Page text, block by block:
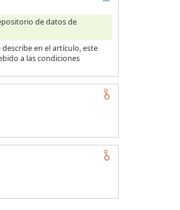
de datos de
en el artículo, este
a las condiciones